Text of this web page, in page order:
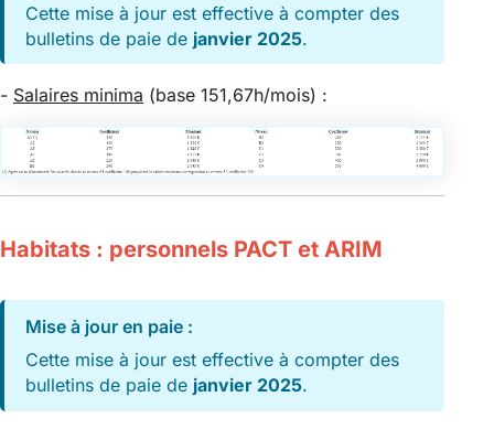
Cette mise à jour est effective à compter des
bulletins de paie de janvier 2025.
- Salaires minima (base 151,67h/mois) :
Habitats : personnels PACT et ARIM
Mise à jour en paie :
Cette mise à jour est effective à compter des
bulletins de paie de janvier 2025.